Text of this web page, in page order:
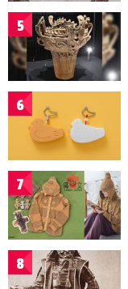
5
6
7
8